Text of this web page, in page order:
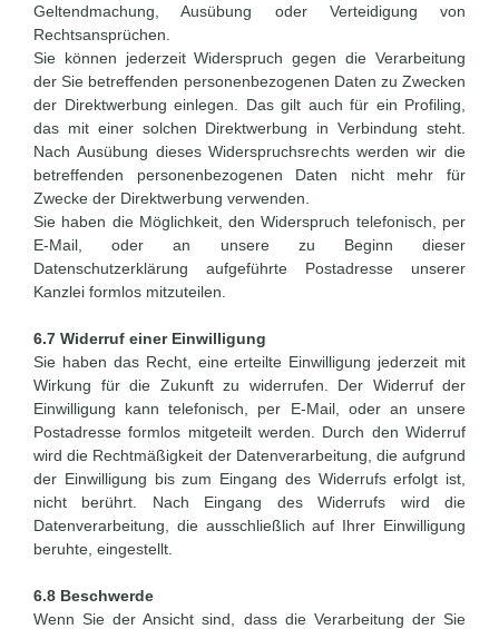
Geltendmachung, Ausübung oder Verteidigung von
Rechtsansprüchen.
Sie können jederzeit Widerspruch gegen die Verarbeitung
der Sie betreffenden personenbezogenen Daten zu Zwecken
der Direktwerbung einlegen. Das gilt auch für ein Profiling,
das mit einer solchen Direktwerbung in Verbindung steht.
Nach Ausübung dieses Widerspruchsrechts werden wir die
betreffenden personenbezogenen Daten nicht mehr für
Zwecke der Direktwerbung verwenden.
Sie haben die Möglichkeit, den Widerspruch telefonisch, per
E-Mail, oder an unsere zu Beginn dieser
Datenschutzerklärung aufgeführte Postadresse unserer
Kanzlei formlos mitzuteilen.
6.7 Widerruf einer Einwilligung
Sie haben das Recht, eine erteilte Einwilligung jederzeit mit
Wirkung für die Zukunft zu widerrufen. Der Widerruf der
Einwilligung kann telefonisch, per E-Mail, oder an unsere
Postadresse formlos mitgeteilt werden. Durch den Widerruf
wird die Rechtmäßigkeit der Datenverarbeitung, die aufgrund
der Einwilligung bis zum Eingang des Widerrufs erfolgt ist,
nicht berührt. Nach Eingang des Widerrufs wird die
Datenverarbeitung, die ausschließlich auf Ihrer Einwilligung
beruhte, eingestellt.
6.8 Beschwerde
Wenn Sie der Ansicht sind, dass die Verarbeitung der Sie